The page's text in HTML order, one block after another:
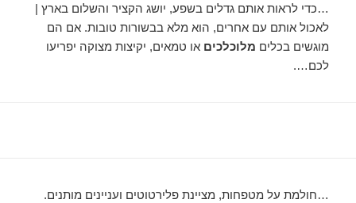
…כדי לראות אותם גדלים בשפע, יושג הקציר והשלום בארץ |
לאכול אותם עם אחרים, הוא מלא בבשורות טובות. אם הם
מוגשים בכלים מלוכלכים או טמאים, יקיצות מצוקה יפריעו
לכם….
…חולמת על מטפחות, מציינת פלירטוטים ועניינים מותנים.